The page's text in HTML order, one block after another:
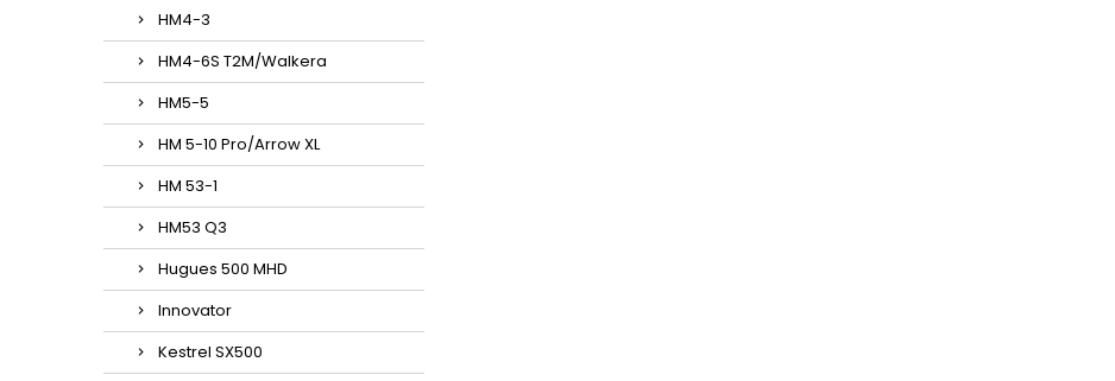
HM4-3
HM4-6S T2M/Walkera
HM5-5
HM 5-10 Pro/Arrow XL
HM 53-1
HM53 Q3
Hugues 500 MHD
Innovator
Kestrel SX500